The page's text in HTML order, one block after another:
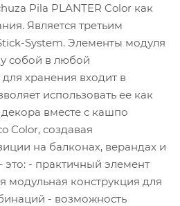
Pila PLANTER Color как
Является третьим
System. Элементы модуля
собой в любой
хранения входит в
использовать ее как
вместе с кашпо
Color, создавая
на балконах, верандах и
это: - практичный элемент
модульная конструкция для
- возможность